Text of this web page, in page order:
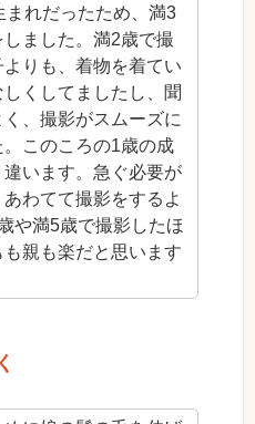
まれだったため、満3
ました。満2歳で撮
りも、着物を着てい
くしてましたし、聞
く、撮影がスムーズに
このころの1歳の成
います。急ぐ必要が
わてて撮影をするよ
や満5歳で撮影したほ
も親も楽だと思います